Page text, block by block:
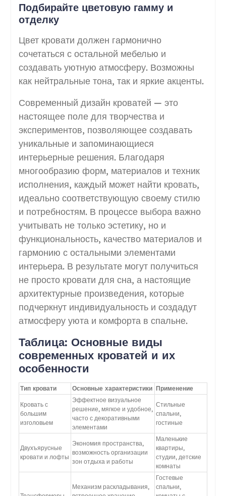
Подбирайте цветовую гамму и
отделку
Цвет кровати должен гармонично
сочетаться с остальной мебелью и
создавать уютную атмосферу. Возможны
как нейтральные тона, так и яркие акценты.
Современный дизайн кроватей — это
настоящее поле для творчества и
экспериментов, позволяющее создавать
уникальные и запоминающиеся
интерьерные решения. Благодаря
многообразию форм, материалов и техник
исполнения, каждый может найти кровать,
идеально соответствующую своему стилю
и потребностям. В процессе выбора важно
учитывать не только эстетику, но и
функциональность, качество материалов и
гармонию с остальными элементами
интерьера. В результате могут получиться
не просто кровати для сна, а настоящие
архитектурные произведения, которые
подчеркнут индивидуальность и создадут
атмосферу уюта и комфорта в спальне.
Таблица: Основные виды
современных кроватей и их
особенности
Тип кровати Основные характеристики Применение
Кровать с
большим
изголовьем
Эффектное визуальное
решение, мягкое и удобное,
часто с декоративными
элементами
Стильные
спальни,
гостиные
Двухъярусные
кровати и лофты
Экономия пространства,
возможность организации
зон отдыха и работы
Маленькие
квартиры,
студии, детские
комнаты
Механизм раскладывания,
Гостевые
спальни,